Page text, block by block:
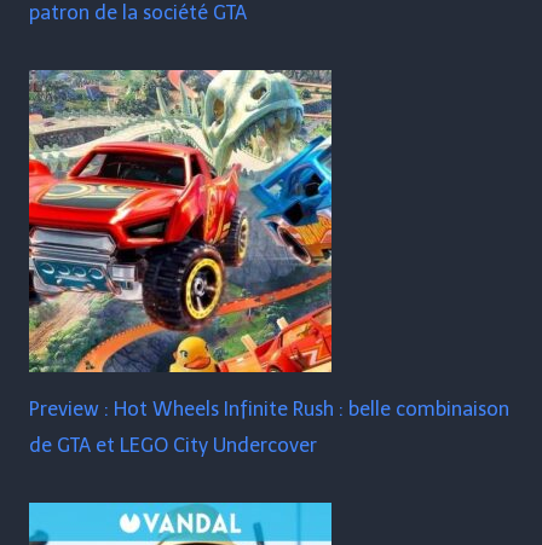
patron de la société GTA
Preview : Hot Wheels Infinite Rush : belle combinaison
de GTA et LEGO City Undercover